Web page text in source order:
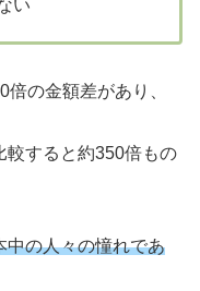
い
の金額差があり、
較すると約350倍もの
中の人々の憧れであ